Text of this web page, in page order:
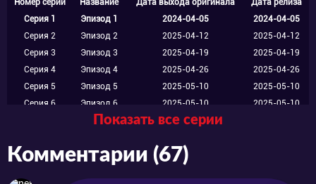
Номер серии Название Дата выхода оригинала
Дата релиза
Серия 1
Эпизод 1 2024-04-05
2024-04-05
Серия 2
Эпизод 2 2025-04-12
2025-04-12
Серия 3
Эпизод 3 2025-04-19
2025-04-19
Серия 4
Эпизод 4 2025-04-26
2025-04-26
Серия 5
Эпизод 5 2025-05-10
2025-05-10
Серия 6
Эпизод 6 2025-05-10
2025-05-10
Эпизод 7 2025-05-17
Серия 9
Эпизод 9 2025-05-31
Показать все серии
Комментарии (67)